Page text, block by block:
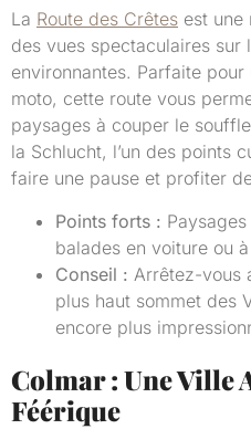
La Route des Crêtes est une
des vues spectaculaires sur
environnantes. Parfaite
moto, cette route vous
paysages à couper le
la Schlucht, l’un des points
faire une pause et profiter
Points forts :
balades en voiture ou
Conseil : Arrêtez-vous
plus haut sommet des
encore plus
Colmar : Une Ville
Féérique